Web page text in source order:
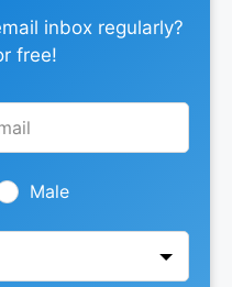
inbox regularly?
free!
Male